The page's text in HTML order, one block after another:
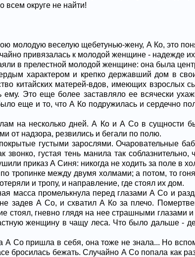
всем округе не найти!
молодую веселую щебетунью-жену, А Ко, это
привязалась к молодой женщине - надежде
в прелестной молодой женщине: она была
характером и крепко державший дом в
китайских матерей-вдов, имеющих взрослых
Это еще более заставляло ее всячески
еще и то, что А Ко подружилась и сердечно
на несколько дней. А Ко и А Со в сущности
от надзора, резвились и бегали по полю.
густыми зарослями. Очаровательные
звонко, густая тень манила так соблазнительно,
приказ А Синя: никогда не ходить за поле в
тропинке между двумя холмами; а потом, то
и тропу, и направление, где стоял их дом.
масса промелькнула перед глазами А Со и
задев А Со, и схватил А Ко за плечо.
стоял, гневно глядя на нее страшными глазами
женщину в чащу леса. Что было дальше -
А Со пришла в себя, она тоже не знала... Но
бросилась бежать. Случайно А Со попала как раз